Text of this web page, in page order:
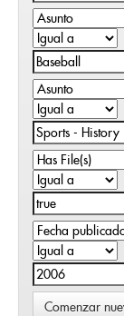
Comenzar